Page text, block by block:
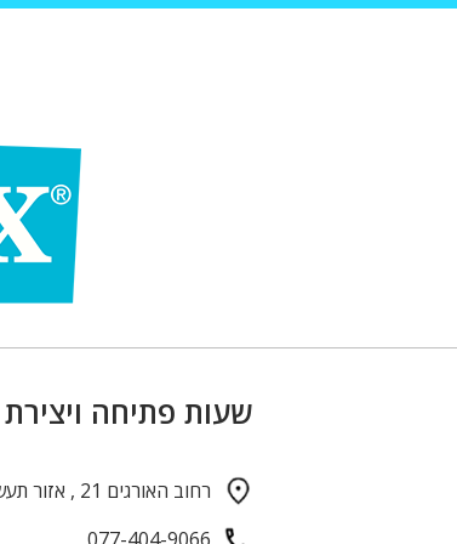
שעות פתיחה
רחוב האורגים 21 , אזור תעשייה חולון